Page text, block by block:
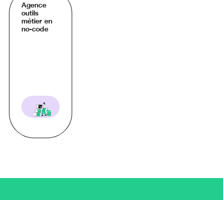
Agence
outils
métier en
no-code